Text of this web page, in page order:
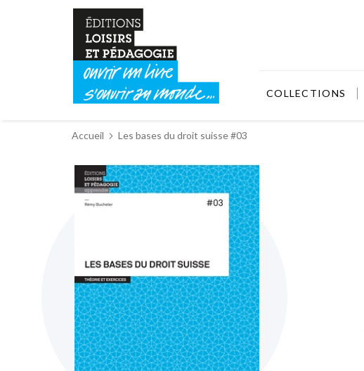
COLLECTIONS
Accueil Les bases du droit suisse #03
Skip
to
the
images
gallery